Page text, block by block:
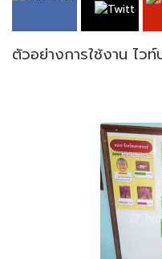
ตัวอย่างการใช้งาน ไว